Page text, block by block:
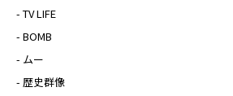
- TV LIFE
- BOMB
- ムー
- 歴史群像